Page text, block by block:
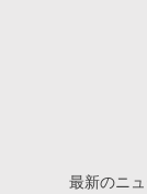
最新のニ